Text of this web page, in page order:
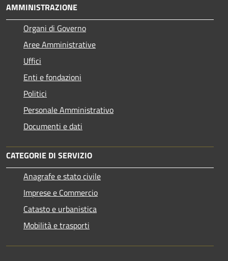
AMMINISTRAZIONE
Organi di Governo
Aree Amministrative
Uffici
Enti e fondazioni
Politici
Personale Amministrativo
Documenti e dati
CATEGORIE DI SERVIZIO
Anagrafe e stato civile
Imprese e Commercio
Catasto e urbanistica
Mobilità e trasporti